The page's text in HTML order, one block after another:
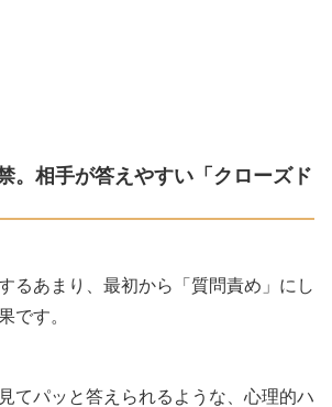
。相手が答えやすい「クローズド
るあまり、最初から「質問責め」にし
です。
てパッと答えられるような、心理的ハ